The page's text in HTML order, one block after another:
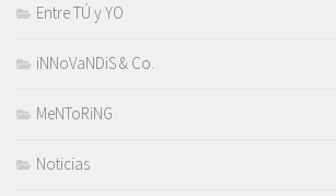
Entre TÚ y YO
iNNoVaNDiS & Co.
MeNToRiNG
Noticias